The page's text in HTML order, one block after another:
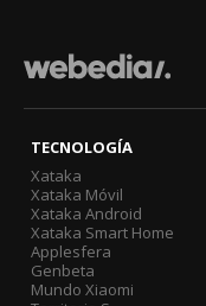
TECNOLOGÍA
Xataka
Xataka Móvil
Xataka Android
Xataka Smart Home
Applesfera
Genbeta
Mundo Xiaomi